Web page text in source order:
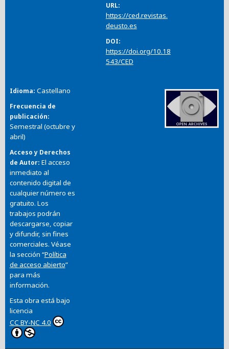
URL
https://ced.revistas.
deusto.es
DOI
https://doi.org/10.18
543/CED
Idioma Castellano
Frecuencia de
publicación
Semestral (octubre y
abril)
Acceso y Derechos
de Autor El acceso
inmediato al
contenido digital de
cualquier número es
gratuito. Los
trabajos podrán
descargarse, copiar
y difundir, sin fines
comerciales. Véase
la sección “Política
de acceso abierto”
para más
información.
Esta obra está bajo
licencia
CC BY-NC 4.0